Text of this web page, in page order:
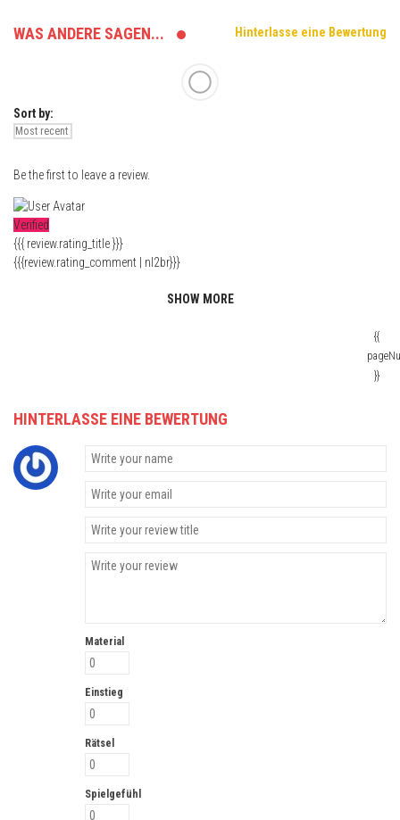
WAS ANDERE SAGEN... Hinterlasse eine Bewertung
Sort by:
Be the first to leave a review.
Verified
{{{ review.rating_title }}}
{{{review.rating_comment | nl2br}}}
SHOW MORE
{{
}}
HINTERLASSE EINE BEWERTUNG
Material
Einstieg
Rätsel
Spielgefühl